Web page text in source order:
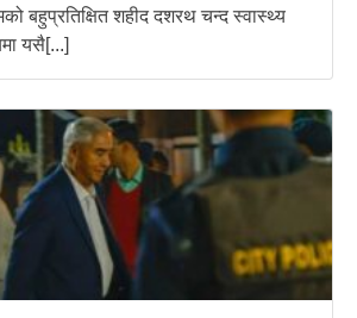
बहुप्रतिक्षित शहीद दशरथ चन्द स्वास्थ्य
यसै[...]